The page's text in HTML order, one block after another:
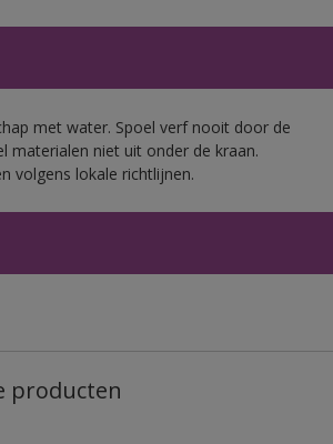
met water. Spoel verf nooit door de
materialen niet uit onder de kraan.
volgens lokale richtlijnen.
producten